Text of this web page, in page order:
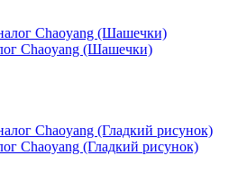
Chaoyang (Шашечки)
Chaoyang (Гладкий рисунок)